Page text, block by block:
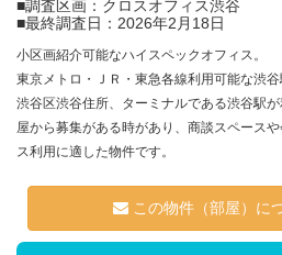
■調査区画：クロスオフィス渋谷
■最終調査日：2026年2月18日
小区画紹介可能なハイスペックオフィス。
東京メトロ・ＪＲ・東急各線利用可能な渋谷
渋谷区渋谷住所、ターミナルである渋谷駅
屋から募集がある時があり、商談スペース
ス利用に適した物件です。
この物件（部屋）に